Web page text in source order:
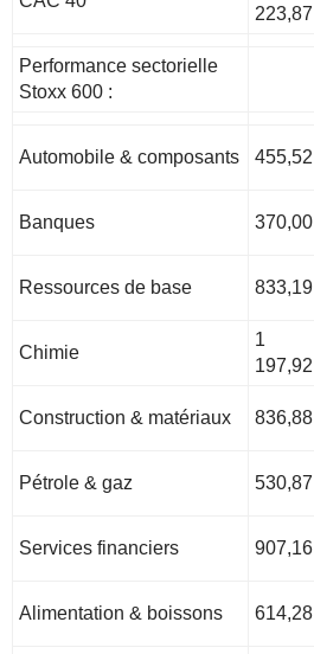
223,87
Performance sectorielle
Stoxx 600 :
Automobile & composants 455,52
Banques 370,00
Ressources de base 833,19
Chimie
1
197,92
Construction & matériaux 836,88
Pétrole & gaz 530,87
Services financiers 907,16
Alimentation & boissons 614,28